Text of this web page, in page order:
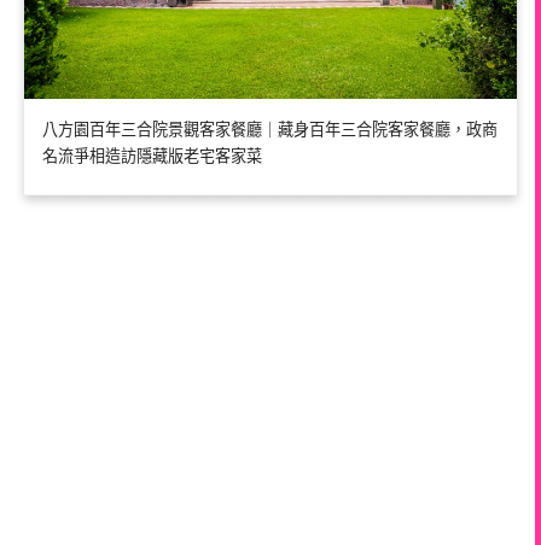
八方園百年三合院景觀客家餐廳｜藏身百年三合院客家餐廳，政商
名流爭相造訪隱藏版老宅客家菜